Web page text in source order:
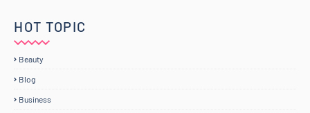
HOT TOPIC
Beauty
Blog
Business